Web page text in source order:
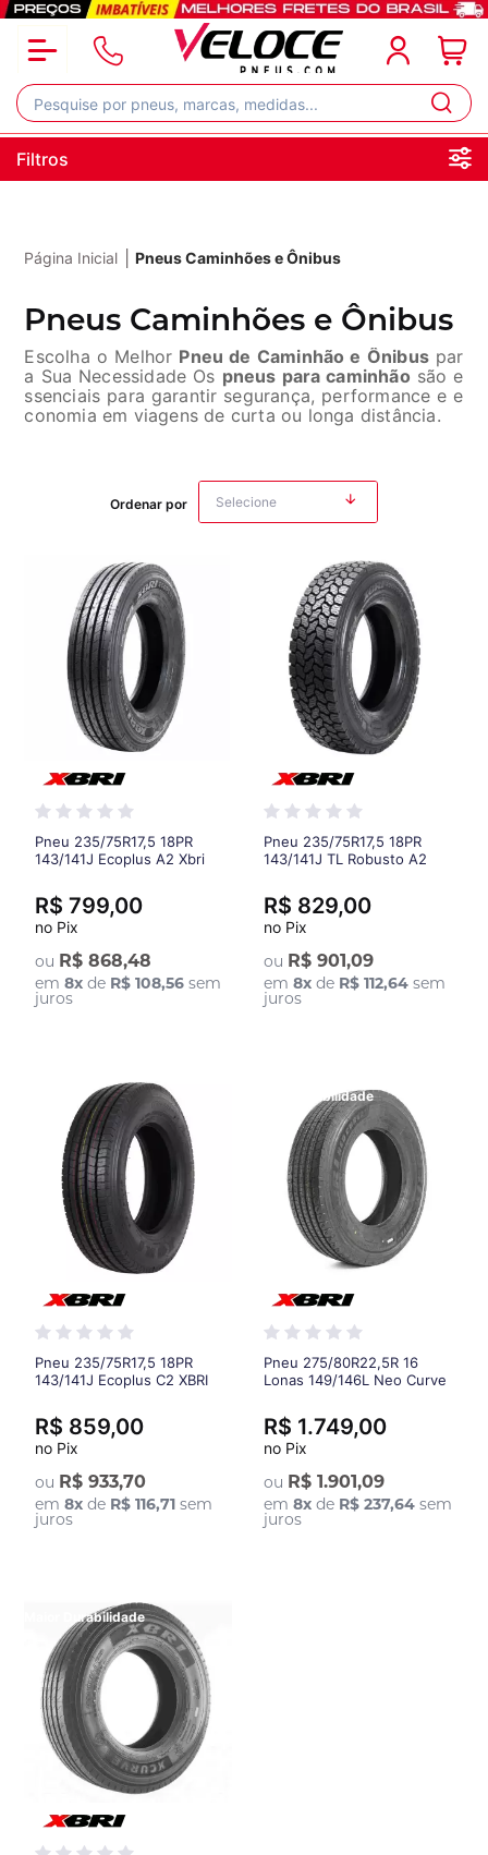
Página Inicial Pneus Caminhões e Ônibus
Filtros
Pneus Caminhões e Ônibus
Escolha o Melhor Pneu de Caminhão e Ônibuspar
a Sua Necessidade Os pneus para caminhão são e
ssenciais para garantir segurança, performance e e
conomia em viagens de curta ou longa distância.
Ordenar por
Pneu 235/75R17,5 18PR
143/141J Ecoplus A2 Xbri
ou R$ 868,48
em8x de R$ 108,56 sem
juros
R$ 799,00
no Pix
Pneu 235/75R17,5 18PR
143/141J TL Robusto A2
ou R$ 901,09
em 8xde R$ 112,64sem
juros
R$ 829,00
no Pix
Pneu 235/75R17,5 18PR
143/141J Ecoplus C2 XBRI
ou R$ 933,70
em8x de R$ 116,71 sem
juros
R$ 859,00
no Pix
Maior Durabilidade
Pneu 275/80R22,5R 16
Lonas 149/146L Neo Curve
(230 mm) e sulcos mais
profundos (15,5 mm)
ou R$ 1.901,09
em 8xde R$ 237,64sem
juros
R$ 1.749,00
no Pix
Maior Durabilidade